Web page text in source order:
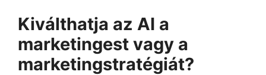
Kiválthatja az AI a
marketingest vagy a
marketingstratégiát?